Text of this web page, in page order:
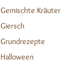
Gemischte Kräuter
Giersch
Grundrezepte
Halloween